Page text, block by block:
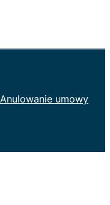
Anulowanie umowy